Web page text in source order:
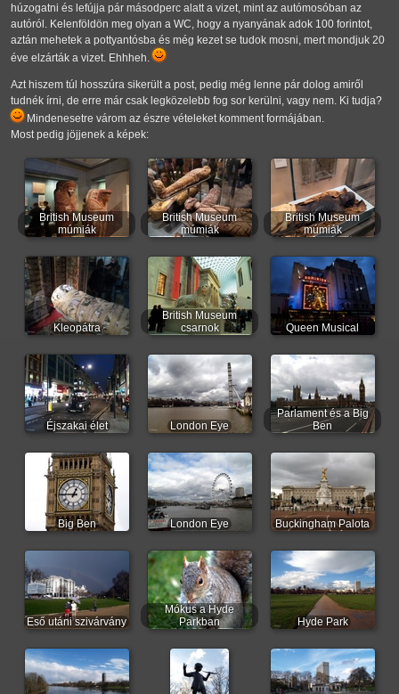
húzogatni és lefújja pár másodperc alatt a vizet, mint az autómosóban az
autóról. Kelenföldön meg olyan a WC, hogy a nyanyának adok 100 forintot,
aztán mehetek a pottyantósba és még kezet se tudok mosni, mert mondjuk 20
éve elzárták a vizet. Ehhheh.
Azt hiszem túl hosszúra sikerült a post, pedig még lenne pár dolog amiről
tudnék írni, de erre már csak legközelebb fog sor kerülni, vagy nem. Ki tudja?
Mindenesetre várom az észre vételeket komment formájában.
Most pedig jöjjenek a képek:
British Museum
múmiák
British Museum
múmiák
British Museum
múmiák
Kleopátra
British Museum
csarnok
Queen Musical
Éjszakai élet London Eye
Parlament és a Big
Ben
Big Ben London Eye Buckingham Palota
Eső utáni szivárvány
Mókus a Hyde
Parkban
Hyde Park